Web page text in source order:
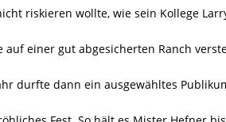
riskieren wollte, wie sein Kollege
auf einer gut abgesicherten Ranch
durfte dann ein ausgewähltes